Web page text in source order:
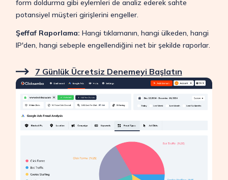
form doldurma gibi eylemleri de analiz ederek sahte
potansiyel müşteri girişlerini engeller.
Şeffaf Raporlama: Hangi tıklamanın, hangi ülkeden, hangi
IP'den, hangi sebeple engellendiğini net bir şekilde raporlar.
7 Günlük Ücretsiz Denemeyi Başlatın